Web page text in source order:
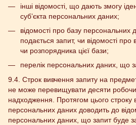
інші відомості, що дають змогу
суб’єкта персональних даних;
відомості про базу персональних
подається запит, чи відомості про
чи розпорядника цієї бази;
перелік персональних даних, що
9.4. Строк вивчення запиту на
не може перевищувати десяти
надходження. Протягом цього строку
персональних даних доводить до
персональних даних, що запит буде